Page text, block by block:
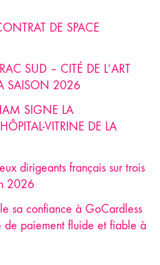
DE SPACE
SUD – CITÉ DE L’ART
SAISON 2026
SIGNE LA
VITRINE DE LA
dirigeants français sur trois
2026
sa confiance à GoCardless
de paiement fluide et fiable à